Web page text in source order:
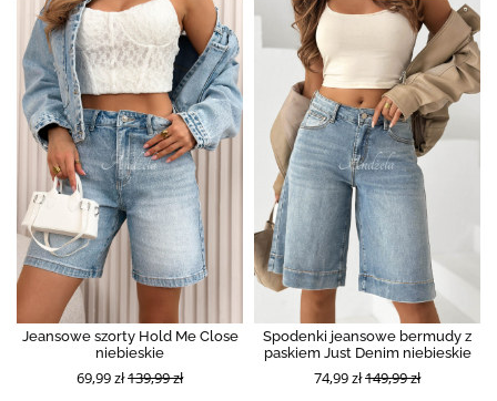
Jeansowe szorty Hold Me Close
niebieskie
69,99 zł139,99 zł
Spodenki jeansowe bermudy z
paskiem Just Denim niebieskie
74,99 zł149,99 zł